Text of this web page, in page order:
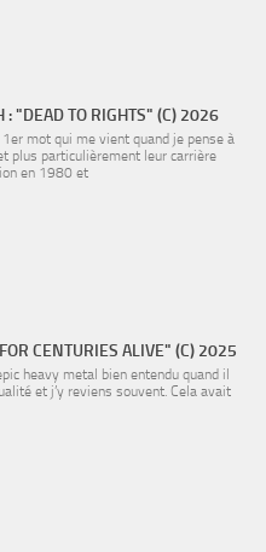
: "DEAD TO RIGHTS" (C) 2026
1er mot qui me vient quand je pense à
plus particulièrement leur carrière
en 1980 et
CENTURIES ALIVE" (C) 2025
heavy metal bien entendu quand il
et j’y reviens souvent. Cela avait